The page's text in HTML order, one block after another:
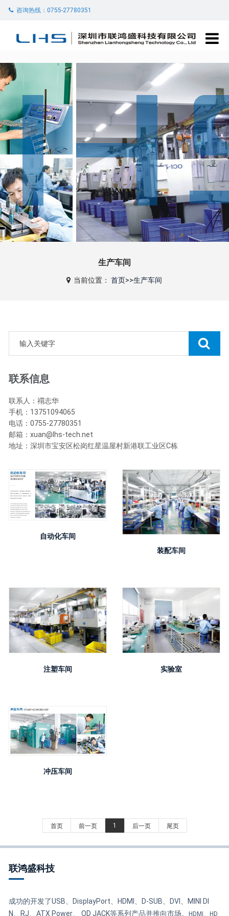
咨询热线：0755-27780351
生产车间
当前位置：首页>>生产车间
联系信息
联系人：禤志华
手机：13751094065
电话：0755-27780351
邮箱：xuan@lhs-tech.net
地址：深圳市宝安区松岗红星温屋村新港联工业区C栋
自动化车间
装配车间
注塑车间 实验室
冲压车间
首页 前一页 1 后一页 尾页
联鸿盛科技
成功的开发了USB、DisplayPort、HDMI、D-SUB、DVI、MINI DI
N、RJ、ATX Power、 OD JACK等系列产品并推向市场。HDMI、HD